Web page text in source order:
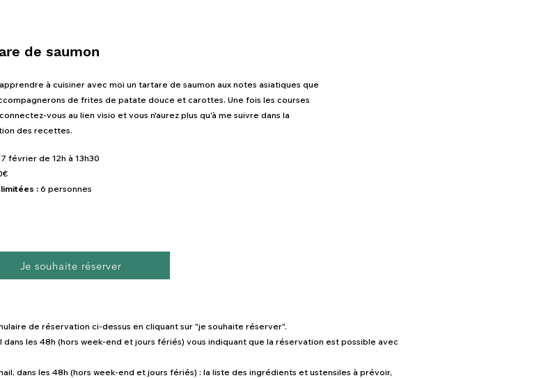
de saumon
à cuisiner avec moi un tartare de saumon aux notes asiatiques que
de frites de patate douce et carottes. Une fois les courses
vous au lien visio et vous n'aurez plus qu'à me suivre dans la
des recettes.
févrierde 12h à 13h30
:6 personnes
Je souhaite réserver
de réservation ci-dessus en cliquant sur "je souhaite réserver".
les 48h (hors week-end et jours fériés) vous indiquant que la réservation est possible avec
dans les 48h (hors week-end et jours fériés) : la liste des ingrédients et ustensiles à prévoir,